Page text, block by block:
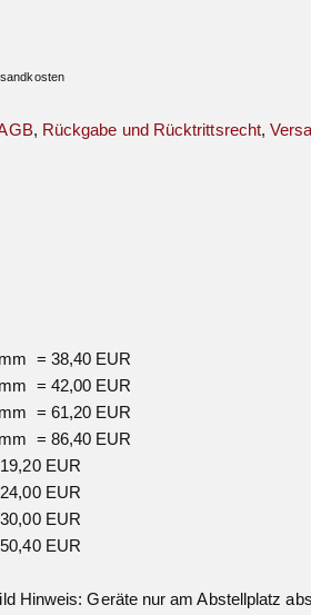
, Rückgabe und Rücktrittsrecht,
= 38,40 EUR
= 42,00 EUR
= 61,20 EUR
= 86,40 EUR
EUR
EUR
EUR
EUR
Hinweis: Geräte nur am Abstellplatz